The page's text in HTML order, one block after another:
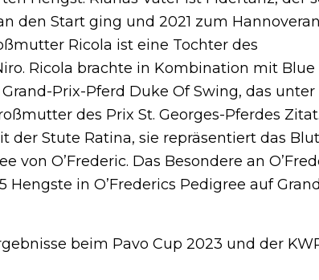
den Start ging und 2021 zum
Ricola ist eine Tochter des
Ricola brachte in Kombination mit Blue
Prix-Pferd Duke Of Swing, das
des Prix St. Georges-Pferdes
Stute Ratina, sie repräsentiert das
von O’Frederic. Das Besondere an
Hengste in O’Frederics Pedigree auf
beim Pavo Cup 2023 und der